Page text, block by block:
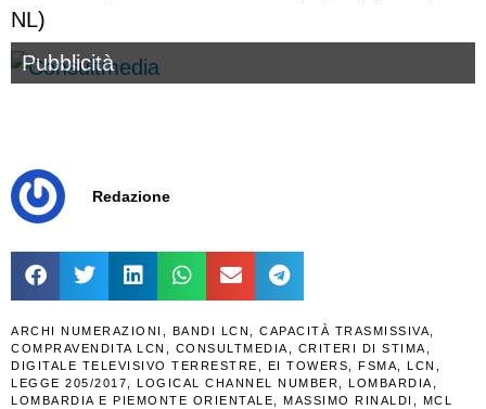
NL)
Pubblicità
Redazione
ARCHI NUMERAZIONI BANDI LCN CAPACITÀ TRASMISSIVA
COMPRAVENDITA LCN
CONSULTMEDIA CRITERI DI STIMA
DIGITALE TELEVISIVO TERRESTRE
EI TOWERS FSMA LCN
LEGGE 205/2017
LOGICAL CHANNEL NUMBER LOMBARDIA
LOMBARDIA E PIEMONTE ORIENTALE
MASSIMO RINALDI
MCL